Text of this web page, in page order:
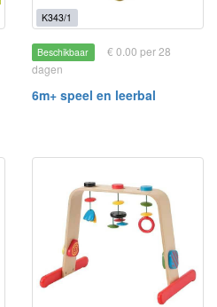
K343/1
Beschikbaar
€ 0.00 per 28
dagen
6m+ speel en leerbal